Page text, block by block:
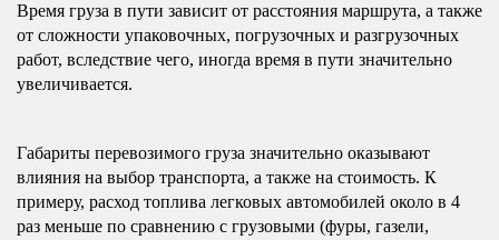
Время груза в пути зависит от расстояния маршрута, а также
от сложности упаковочных, погрузочных и разгрузочных
работ, вследствие чего, иногда время в пути значительно
увеличивается.
Габариты перевозимого груза значительно оказывают
влияния на выбор транспорта, а также на стоимость. К
примеру, расход топлива легковых автомобилей около в 4
раз меньше по сравнению с грузовыми (фуры, газели,